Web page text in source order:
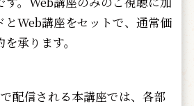
とWeb講座をセットで、通常価
承ります。
配信される本講座では、各部